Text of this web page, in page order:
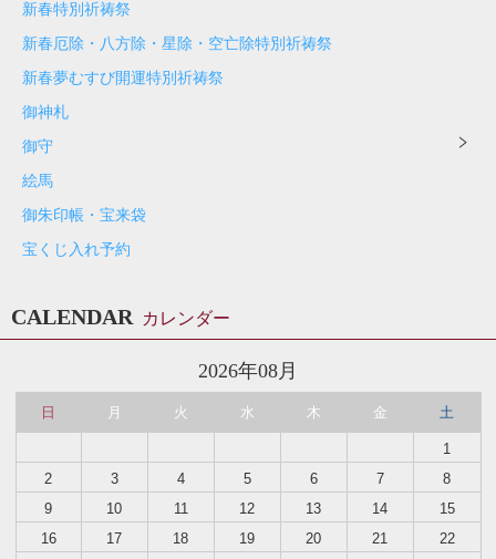
新春特別祈祷祭
新春厄除・八方除・星除・空亡除特別祈祷祭
新春夢むすび開運特別祈祷祭
御神札
御守
絵馬
御朱印帳・宝来袋
宝くじ入れ予約
CALENDAR カレンダー
2026年08月
日 月 火 水 木 金 土
1
2
3 4 5 6 7
8
9
10 11 12 13 14
15
16
17 18 19 20 21
22